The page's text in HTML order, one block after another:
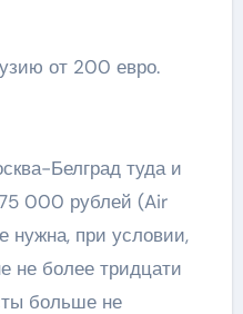
от 200 евро.
Белград туда и
000 рублей (Air
нужна, при условии,
не более тридцати
больше не